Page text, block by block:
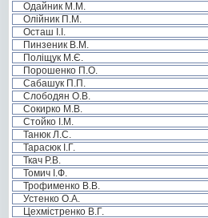
Одайник М.М.
Олійник П.М.
Осташ І.І.
Пинзеник В.М.
Поліщук М.Є.
Порошенко П.О.
Сабашук П.П.
Слободян О.В.
Сокирко М.В.
Стойко І.М.
Танюк Л.С.
Тарасюк І.Г.
Ткач Р.В.
Томич І.Ф.
Трофименко В.В.
Устенко О.А.
Цехмістренко В.Г.